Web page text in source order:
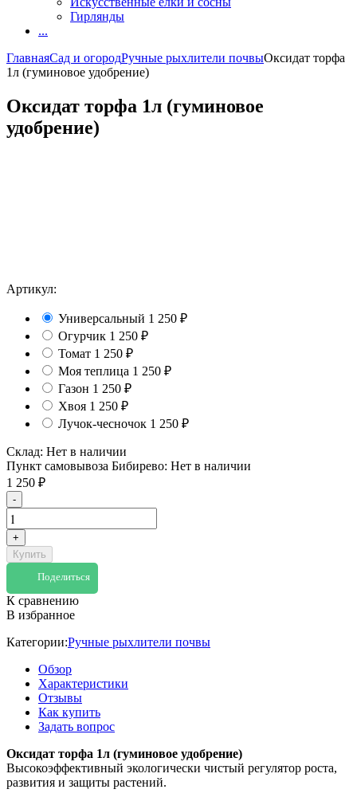
Гирлянды
...
ГлавнаяСад и огородРучные рыхлители почвыОксидат торфа
1л (гуминовое удобрение)
Оксидат торфа 1л (гуминовое
удобрение)
Артикул:
Универсальный 1 250 ₽
Огурчик 1 250 ₽
Томат 1 250 ₽
Моя теплица 1 250 ₽
Газон 1 250 ₽
Хвоя 1 250 ₽
Лучок-чесночок 1 250 ₽
Склад: Нет в наличии
Пункт самовывоза Бибирево: Нет в наличии
1 250 ₽
-
+
Купить
Поделиться
К сравнению
В избранное
Категории:Ручные рыхлители почвы
Обзор
Характеристики
Отзывы
Как купить
Задать вопрос
Оксидат торфа 1л (гуминовое удобрение)
Высокоэффективный экологически чистый регулятор роста,
развития и защиты растений.